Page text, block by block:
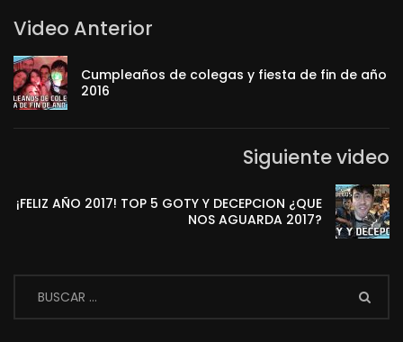
Video Anterior
Cumpleaños de colegas y fiesta de fin de año
2016
Siguiente video
¡FELIZ AÑO 2017! TOP 5 GOTY Y DECEPCION ¿QUE
NOS AGUARDA 2017?